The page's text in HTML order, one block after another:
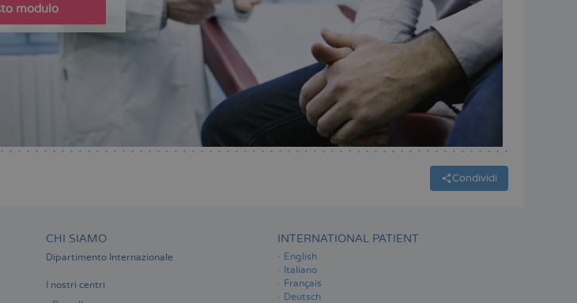
modulo
Condividi
CHI SIAMO
Dipartimento Internazionale
I nostri centri
INTERNATIONAL PATIENT
English
Italiano
Français
Deutsch